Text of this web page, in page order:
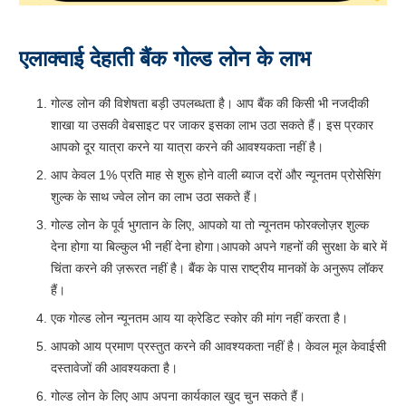
एलाक्वाई देहाती बैंक गोल्ड लोन के लाभ
गोल्ड लोन की विशेषता बड़ी उपलब्धता है। आप बैंक की किसी भी नजदीकी
शाखा या उसकी वेबसाइट पर जाकर इसका लाभ उठा सकते हैं। इस प्रकार
आपको दूर यात्रा करने या यात्रा करने की आवश्यकता नहीं है।
आप केवल 1% प्रति माह से शुरू होने वाली ब्याज दरों और न्यूनतम प्रोसेसिंग
शुल्क के साथ ज्वेल लोन का लाभ उठा सकते हैं।
गोल्ड लोन के पूर्व भुगतान के लिए, आपको या तो न्यूनतम फोरक्लोज़र शुल्क
देना होगा या बिल्कुल भी नहीं देना होगा।आपको अपने गहनों की सुरक्षा के बारे में
चिंता करने की ज़रूरत नहीं है। बैंक के पास राष्ट्रीय मानकों के अनुरूप लॉकर
हैं।
एक गोल्ड लोन न्यूनतम आय या क्रेडिट स्कोर की मांग नहीं करता है।
आपको आय प्रमाण प्रस्तुत करने की आवश्यकता नहीं है। केवल मूल केवाईसी
दस्तावेजों की आवश्यकता है।
गोल्ड लोन के लिए आप अपना कार्यकाल खुद चुन सकते हैं।